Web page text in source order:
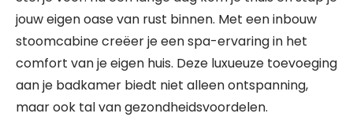
jouw eigen oase van rust binnen. Met een inbouw
stoomcabine creëer je een spa-ervaring in het
comfort van je eigen huis. Deze luxueuze toevoeging
aan je badkamer biedt niet alleen ontspanning,
maar ook tal van gezondheidsvoordelen.